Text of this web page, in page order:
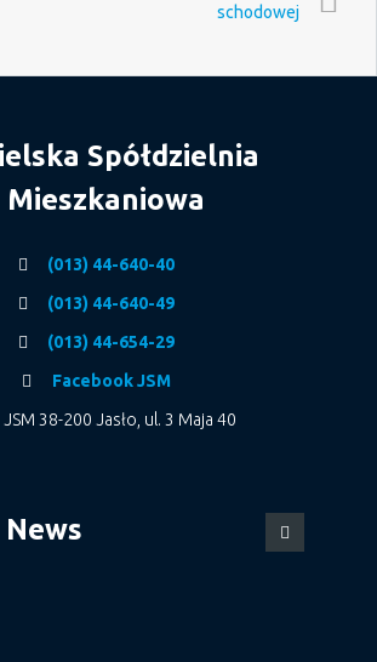
schodowej
Spółdzielnia
Mieszkaniowa
(013) 44-640-40
(013) 44-640-49
(013) 44-654-29
Facebook JSM
JSM 38-200 Jasło, ul. 3 Maja 40
News